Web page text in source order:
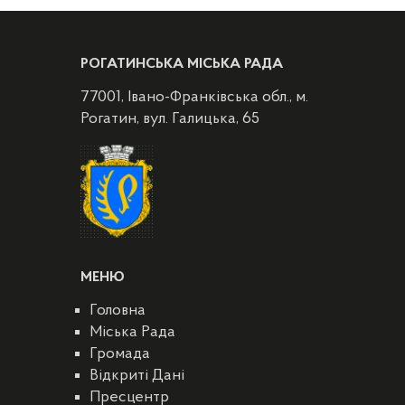
РОГАТИНСЬКА МІСЬКА РАДА
77001, Івано-Франківська обл., м.
Рогатин, вул. Галицька, 65
МЕНЮ
Головна
Міська Рада
Громада
Відкриті Дані
Пресцентр